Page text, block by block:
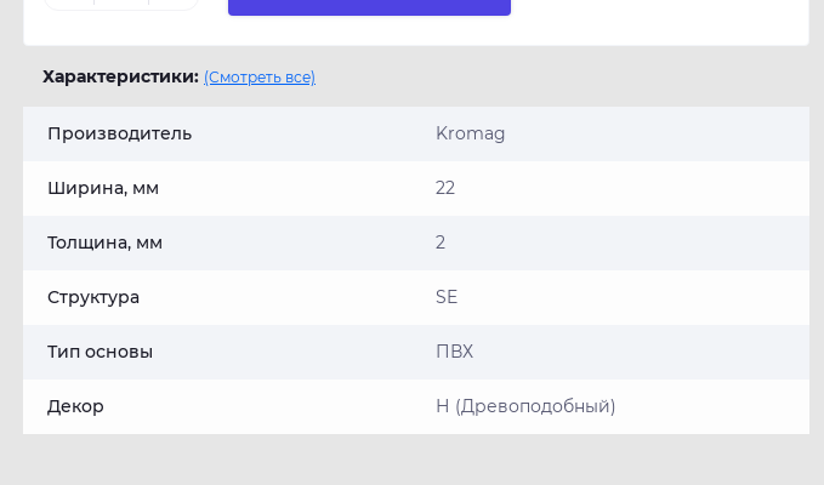
Характеристики: (Смотреть все)
Производитель Kromag
Ширина, мм 22
Толщина, мм 2
Структура SE
Тип основы ПВХ
Декор Н (Древоподобный)